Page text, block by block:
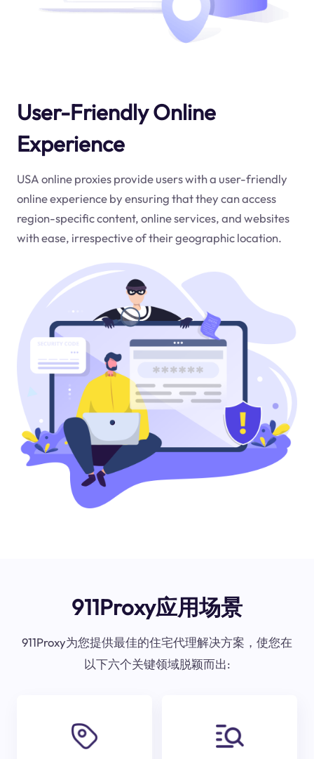
User-Friendly Online
Experience
USA online proxies provide users with a user-friendly
online experience by ensuring that they can access
region-specific content, online services, and websites
with ease, irrespective of their geographic location.
911Proxy应用场景
911Proxy为您提供最佳的住宅代理解决方案，使您在
以下六个关键领域脱颖而出: